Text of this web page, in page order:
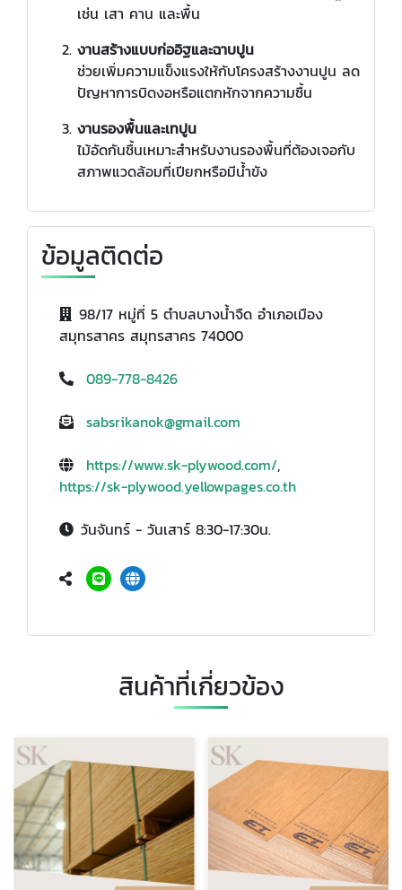
เช่น เสา คาน และพื้น
งานสร้างแบบก่ออิฐและฉาบปูน
ช่วยเพิ่มความแข็งแรงให้กับโครงสร้างงานปูน ลด
ปัญหาการบิดงอหรือแตกหักจากความชื้น
งานรองพื้นและเทปูน
ไม้อัดกันชื้นเหมาะสำหรับงานรองพื้นที่ต้องเจอกับ
สภาพแวดล้อมที่เปียกหรือมีน้ำขัง
ข้อมูลติดต่อ
98/17 หมู่ที่ 5 ตำบลบางน้ำจืด อำเภอเมือง
สมุทรสาคร สมุทรสาคร 74000
089-778-8426
sabsrikanok@gmail.com
https://www.sk-plywood.com/,
https://sk-plywood.yellowpages.co.th
วันจันทร์ - วันเสาร์ 8:30-17:30น.
สินค้าที่เกี่ยวข้อง